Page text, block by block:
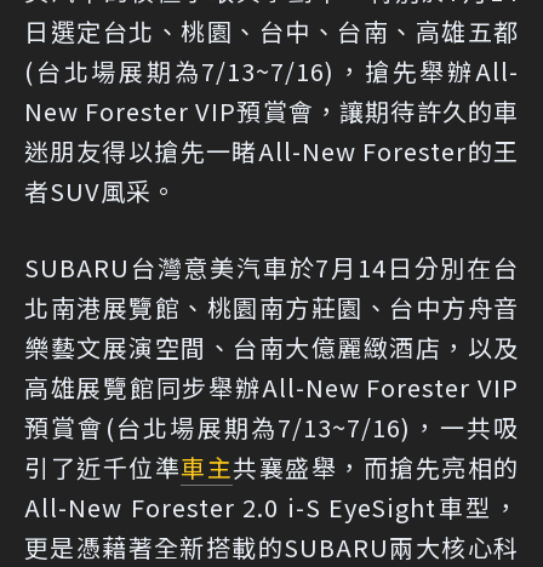
日選定台北、桃園、台中、台南、高雄五都
(台北場展期為7/13~7/16)，搶先舉辦All-
New Forester VIP預賞會，讓期待許久的車
迷朋友得以搶先一睹All-New Forester的王
者SUV風采。
SUBARU台灣意美汽車於7月14日分別在台
北南港展覽館、桃園南方莊園、台中方舟音
樂藝文展演空間、台南大億麗緻酒店，以及
高雄展覽館同步舉辦All-New Forester VIP
預賞會(台北場展期為7/13~7/16)，一共吸
引了近千位準車主共襄盛舉，而搶先亮相的
All-New Forester 2.0 i-S EyeSight車型，
更是憑藉著全新搭載的SUBARU兩大核心科